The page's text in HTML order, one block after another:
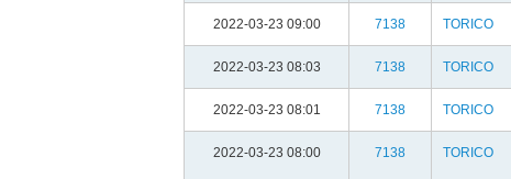
2022-03-23 09:00 7138 TORICO
2022-03-23 08:03 7138 TORICO
2022-03-23 08:01 7138 TORICO
2022-03-23 08:00 7138 TORICO